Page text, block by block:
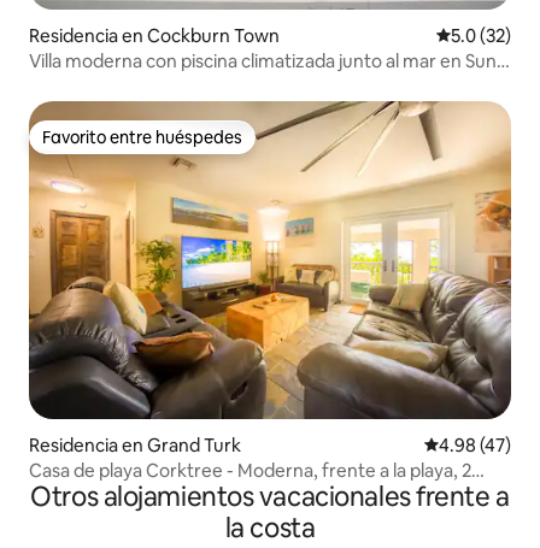
Residencia en Cockburn Town Calificación
5.0 (32)
Villa moderna con piscina climatizada junto al mar en Sun
Favorito entre huéspedes
Favorito entre huéspedes
Residencia en Grand Turk Calificación
4.98 (47)
Casa de playa Corktree - Moderna, frente a la playa, 2
dormitorios/3 baños
Otros alojamientos vacacionales frente a
la costa